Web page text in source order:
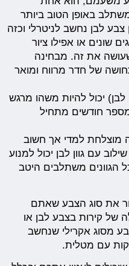
באופן הטוב ביותר
לבן נחשב לניטרלי וכזה
שונים או אפילו ציור
את זה. מבחינה
של חדר מרווח ומואר
יכול להיות משהו מרגש
חודשים מתחיל
מוצלחת למדי אך חשוב
עם גוון לבן יכול למנוע
הגוונים משתלבים היטב
את סוג הצבע שאתם
של קירות בצבע לבן או
מסוג אקרילי שנחשב
עם מטלית.